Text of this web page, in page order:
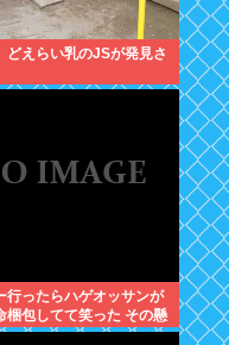
どえらい乳のJSが発見さ
行ったらハゲオッサンが
梱包してて笑った その懸
の場面で活かせよ